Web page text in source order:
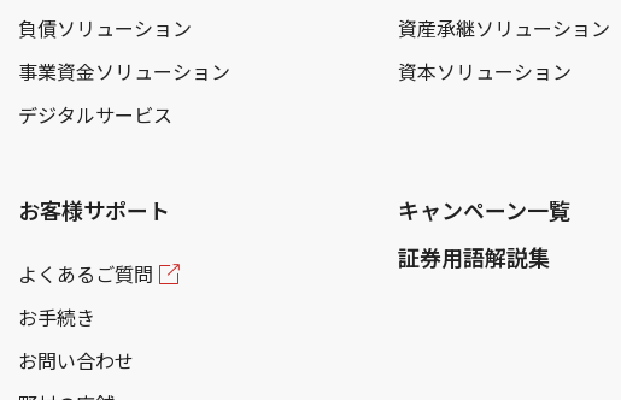
負債ソリューション
資産承継ソリューション
事業資金ソリューション
資本ソリューション
デジタルサービス
お客様サポート
よくあるご質問
お手続き
お問い合わせ
キャンペーン一覧
証券用語解説集